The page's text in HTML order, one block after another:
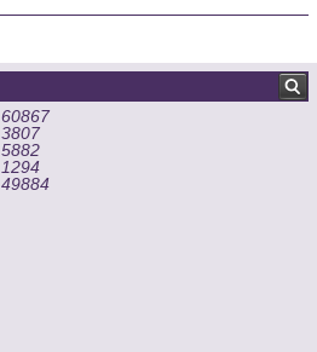
60867
3807
5882
1294
49884